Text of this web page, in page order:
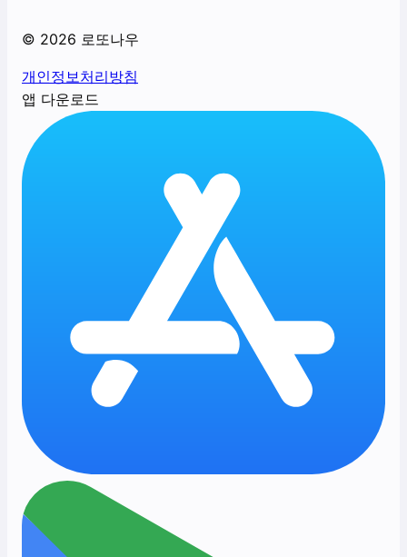
© 2026 로또나우
개인정보처리방침
앱 다운로드